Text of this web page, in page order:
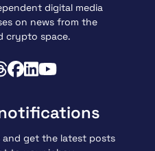
digital media
on news from the
crypto space.
and get the latest posts